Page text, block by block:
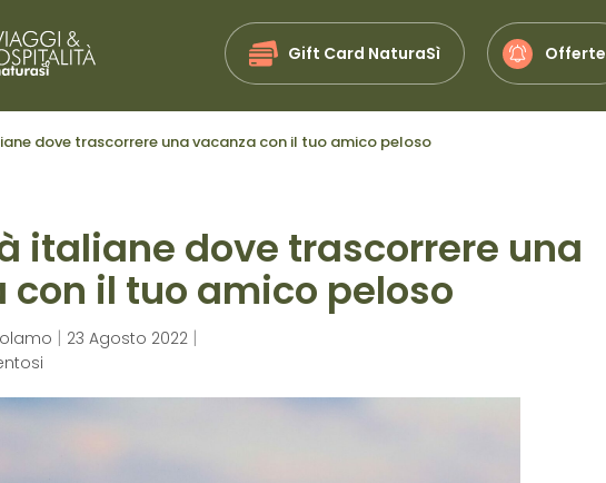
Offerte
Gift Card NaturaSì
dove trascorrere una vacanza con il tuo amico peloso
italiane dove trascorrere una
con il tuo amico peloso
| 23 Agosto 2022 |